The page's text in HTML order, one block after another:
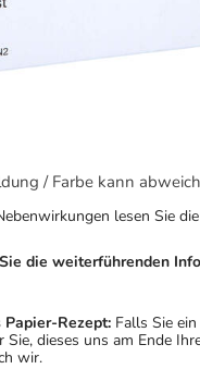
/ Farbe kann
lesen Sie
die weiterführenden
Rezept: Falls Sie
Sie, dieses uns am Ende
wir.